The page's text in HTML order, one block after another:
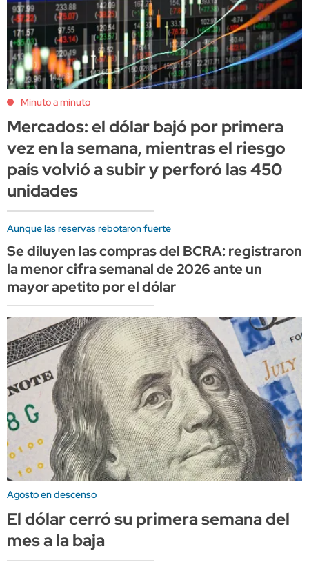
Minuto a minuto
Mercados: el dólar bajó por primera
vez en la semana, mientras el riesgo
país volvió a subir y perforó las 450
unidades
Aunque las reservas rebotaron fuerte
Se diluyen las compras del BCRA: registraron
la menor cifra semanal de 2026 ante un
mayor apetito por el dólar
Agosto en descenso
El dólar cerró su primera semana del
mes a la baja